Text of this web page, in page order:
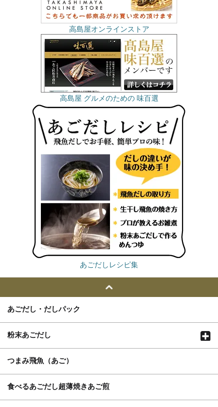
高島屋オンラインストア
高島屋 グルメのための 味百選
あごだしレシピ集
あごだし・だしパック
粉末あごだし
つまみ飛魚（あご）
食べるあごだし超薄焼きあご煎